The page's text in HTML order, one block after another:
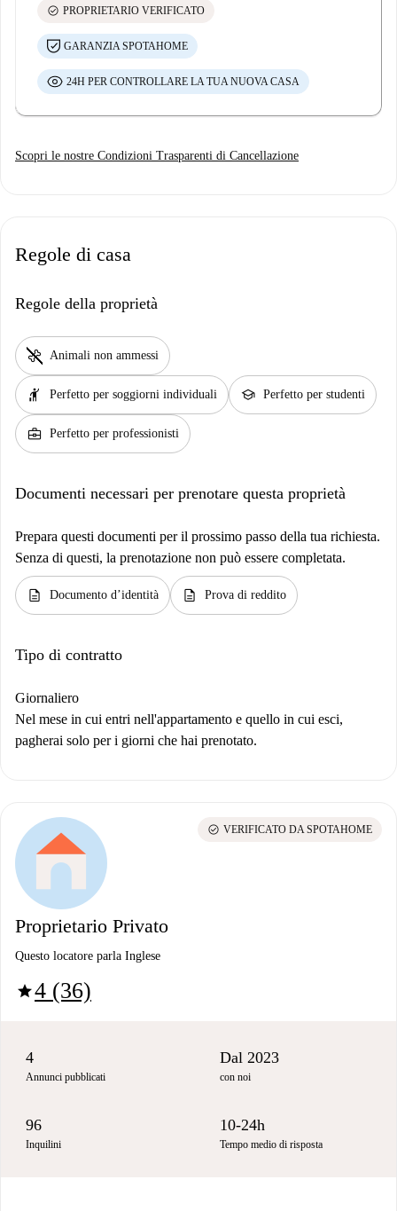
check_circle PROPRIETARIO VERIFICATO
GARANZIA SPOTAHOME
24H PER CONTROLLARE LA TUA NUOVA CASA
Scopri le nostre Condizioni Trasparenti di Cancellazione
Regole di casa
Regole della proprietà
pet_supplies Animali non ammessi
hail Perfetto per soggiorni individuali school Perfetto per studenti
business_center Perfetto per professionisti
Documenti necessari per prenotare questa proprietà
Prepara questi documenti per il prossimo passo della tua richiesta.
Senza di questi, la prenotazione non può essere completata.
description Documento d’identità description Prova di reddito
Tipo di contratto
Giornaliero
Nel mese in cui entri nell'appartamento e quello in cui esci,
pagherai solo per i giorni che hai prenotato.
Proprietario Privato
Questo locatore parla Inglese
star4 (36)
check_circle VERIFICATO DA SPOTAHOME
4
Annunci pubblicati
Dal 2023
con noi
96
Inquilini
10-24h
Tempo medio di risposta